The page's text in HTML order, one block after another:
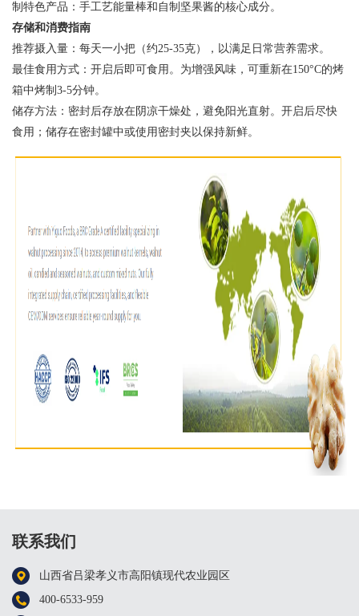
制特色产品：手工艺能量棒和自制坚果酱的核心成分。
存储和消费指南
推荐摄入量：每天一小把（约25-35克），以满足日常营养需求。
最佳食用方式：开启后即可食用。为增强风味，可重新在150°C的烤
箱中烤制3-5分钟。
储存方法：密封后存放在阴凉干燥处，避免阳光直射。开启后尽快
食用；储存在密封罐中或使用密封夹以保持新鲜。
联系我们
山西省吕梁孝义市高阳镇现代农业园区
400-6533-959